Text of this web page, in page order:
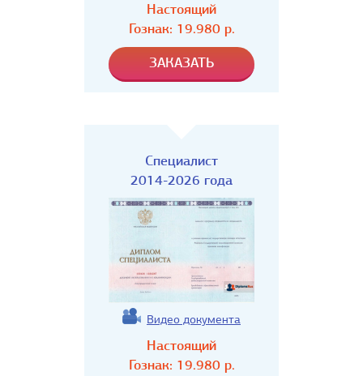
Настоящий
Гознак: 19.980р.
Специалист
2014-2026 года
Видео документа
Настоящий
Гознак: 19.980р.